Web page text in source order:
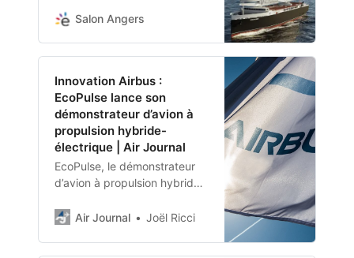
Salon Angers
Innovation Airbus :
EcoPulse lance son
démonstrateur d’avion à
propulsion hybride-
électrique | Air Journal
EcoPulse, le démonstrateur
d’avion à propulsion hybride-
développé conjointement par
Air Journal Joël Ricci